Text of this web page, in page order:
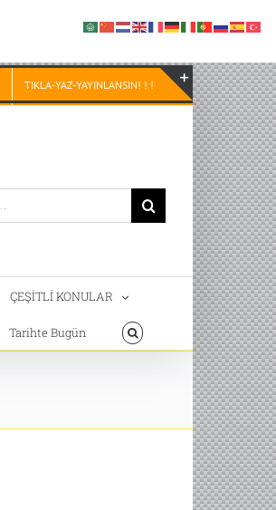
TIKLA-YAZ-YAYINLANSIN! ! !
ÇEŞİTLİ KONULAR
Tarihte Bugün
Toggle
Sliding
Bar
Area